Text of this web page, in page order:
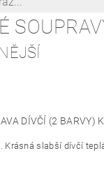
DÍVČÍ (2 BARVY)
Krásná slabší dívčí